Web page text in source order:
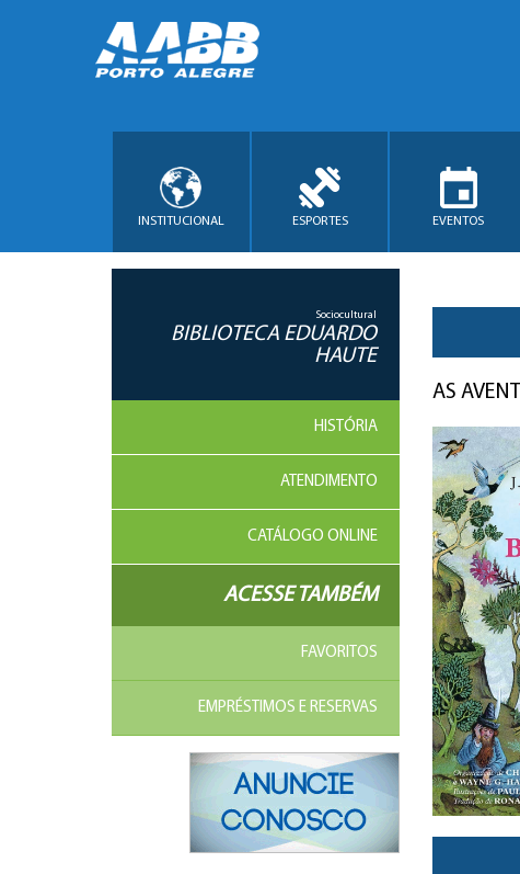
INSTITUCIONAL ESPORTES EVENTOS
Sociocultural
BIBLIOTECA EDUARDO
HAUTE
HISTÓRIA
ATENDIMENTO
CATÁLOGO ONLINE
ACESSE TAMBÉM
FAVORITOS
EMPRÉSTIMOS E RESERVAS
AS